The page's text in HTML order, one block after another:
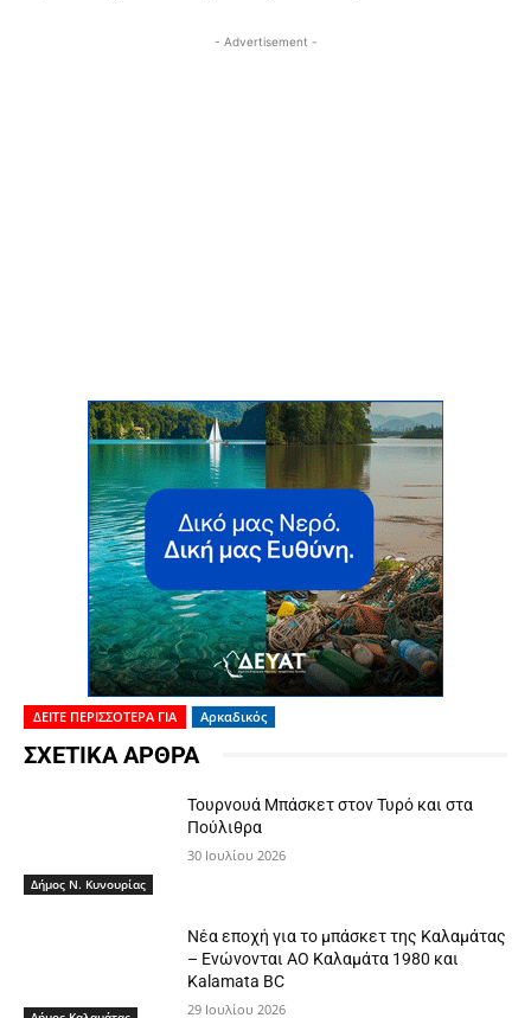
- Advertisement -
ΔΕΙΤΕ ΠΕΡΙΣΣΟΤΕΡΑ ΓΙΑ Αρκαδικός
ΣΧΕΤΙΚΑ ΑΡΘΡΑ
Δήμος Ν. Κυνουρίας
Τουρνουά Μπάσκετ στον Τυρό και στα
Πούλιθρα
30 Ιουλίου 2026
Νέα εποχή για το μπάσκετ της Καλαμάτας
– Ενώνονται ΑΟ Καλαμάτα 1980 και
Kalamata BC
29 Ιουλίου 2026